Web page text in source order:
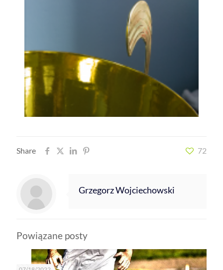
Share 72
Grzegorz Wojciechowski
Powiązane posty